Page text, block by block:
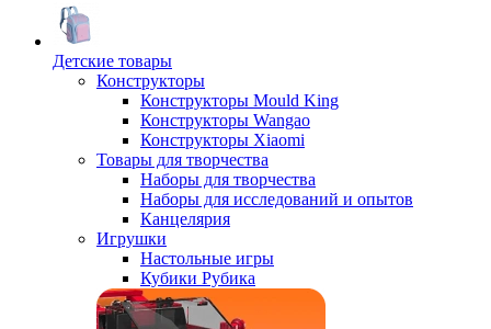
Детские товары
Конструкторы
Конструкторы Mould King
Конструкторы Wangao
Конструкторы Xiaomi
Товары для творчества
Наборы для творчества
Наборы для исследований и опытов
Канцелярия
Игрушки
Настольные игры
Кубики Рубика